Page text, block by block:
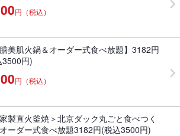
円（税込）
膳美肌火鍋＆オーダー式食べ放題】3182円
3500円)
円（税込）
製直火釜焼＞北京ダック丸ごと食べつく
ーダー式食べ放題3182円(税込3500円)